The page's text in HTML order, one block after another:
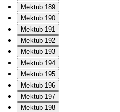
Mektub 189
Mektub 190
Mektub 191
Mektub 192
Mektub 193
Mektub 194
Mektub 195
Mektub 196
Mektub 197
Mektub 198